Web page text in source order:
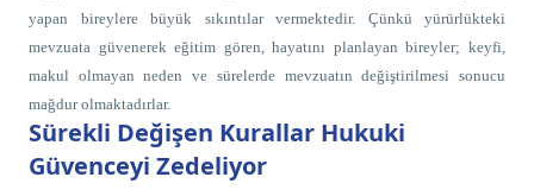
Sürekli Değişen Kurallar Hukuki
Güvenceyi Zedeliyor
yapan bireylere büyük sıkıntılar vermektedir. Çünkü yürürlükteki
mevzuata güvenerek eğitim gören, hayatını planlayan bireyler; keyfi,
makul olmayan neden ve sürelerde mevzuatın değiştirilmesi sonucu
mağdur olmaktadırlar.